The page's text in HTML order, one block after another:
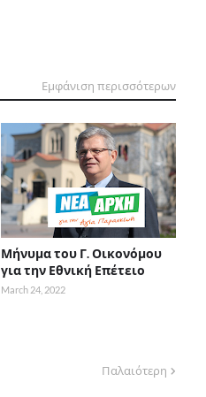
Εμφάνιση περισσότερων
Μήνυμα του Γ. Οικονόμου
για την Εθνική Επέτειο
March 24, 2022
Παλαιότερη